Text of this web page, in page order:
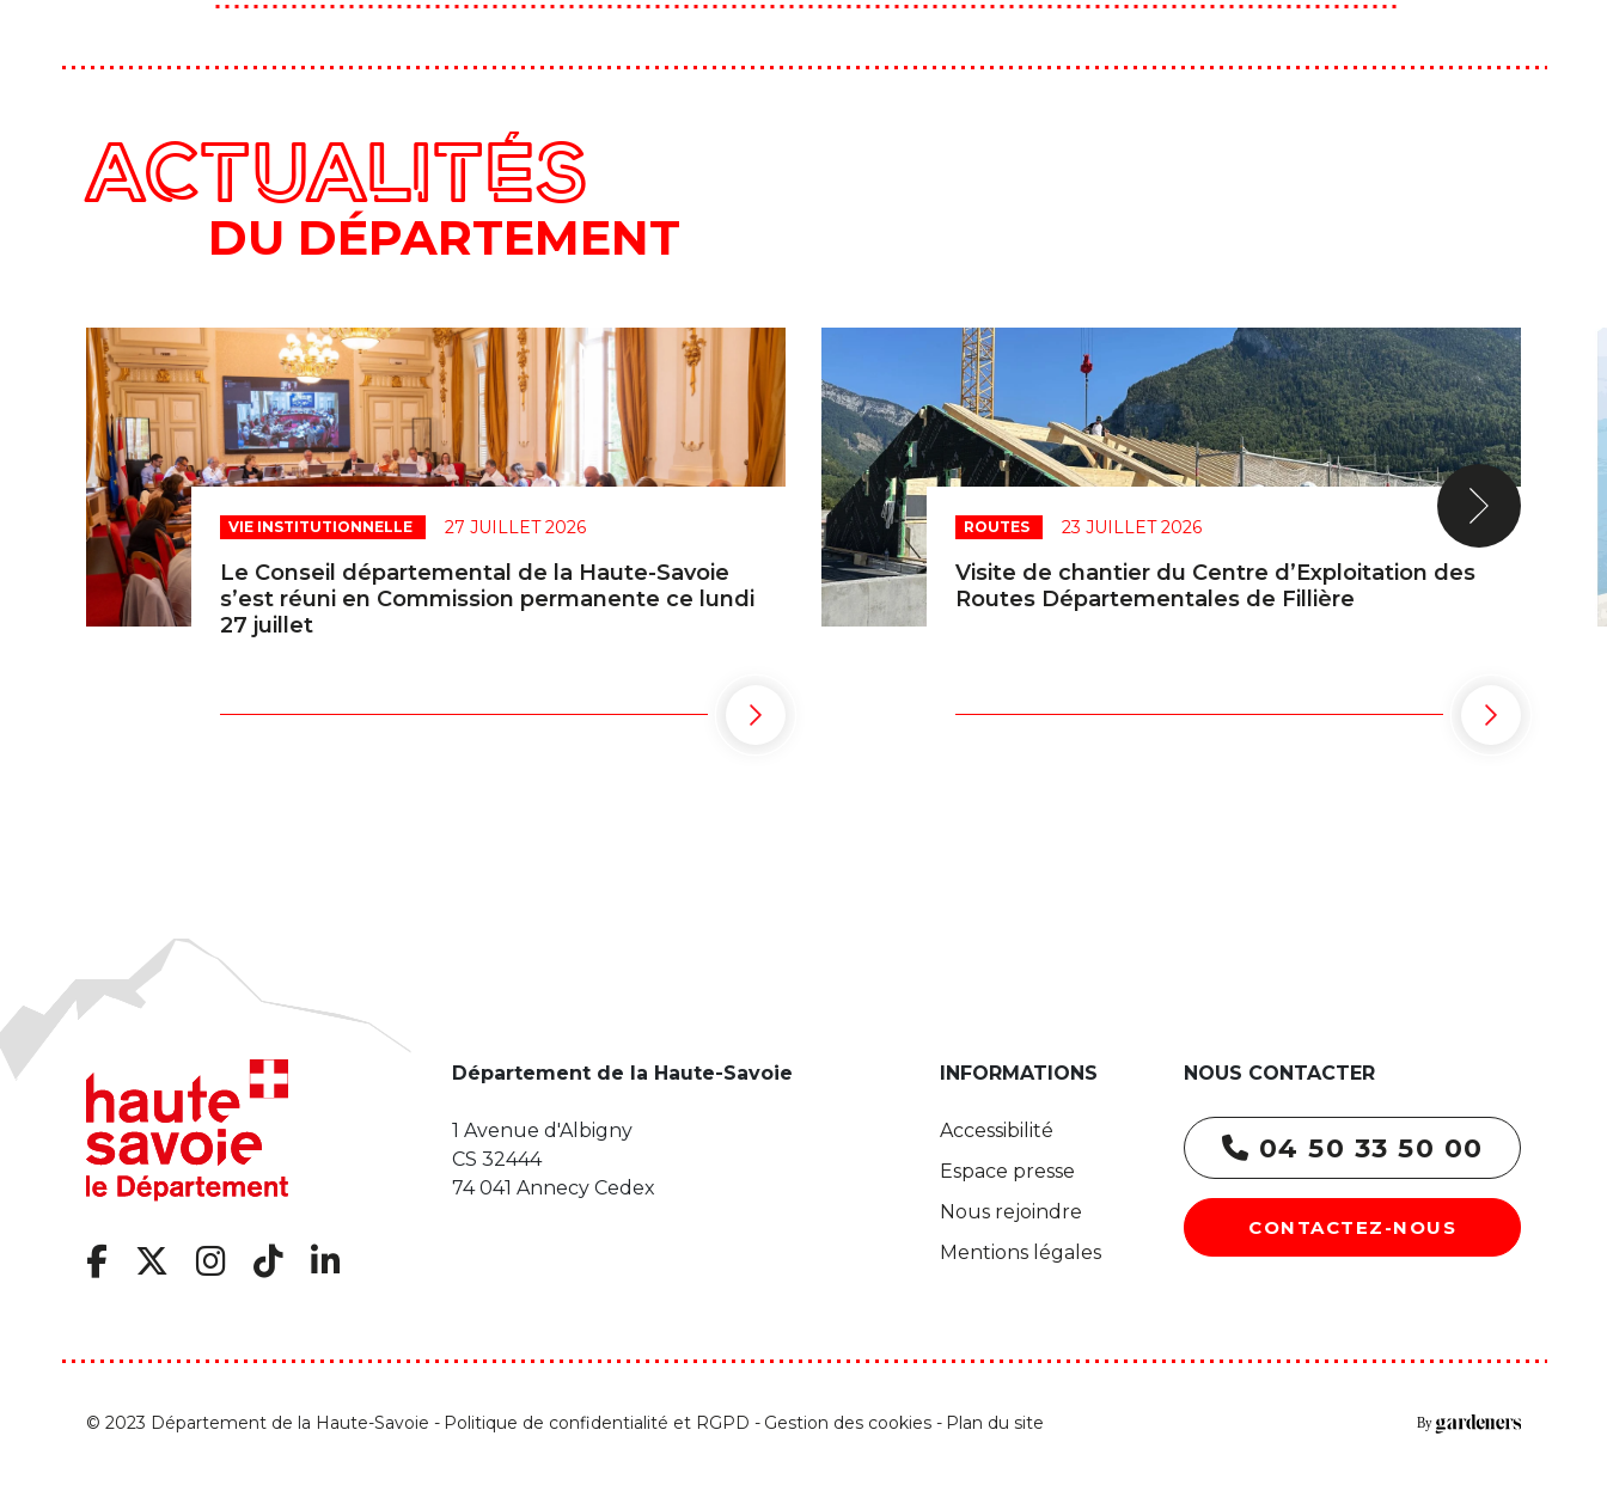
ACTUALITÉS
DU DÉPARTEMENT
VIE INSTITUTIONNELLE 27 JUILLET 2026
Le Conseil départemental de la Haute-Savoie
s’est réuni en Commission permanente ce lundi
27 juillet
ROUTES 23 JUILLET 2026
Visite de chantier du Centre d’Exploitation des
Routes Départementales de Fillière
Département de la Haute-Savoie
1 Avenue d'Albigny
CS 32444
74 041 Annecy Cedex
INFORMATIONS
Accessibilité
Espace presse
Nous rejoindre
Mentions légales
NOUS CONTACTER
04 50 33 50 00
CONTACTEZ-NOUS
© 2023 Département de la Haute-Savoie - Politique de confidentialité et RGPD Gestion des cookies Plan du site